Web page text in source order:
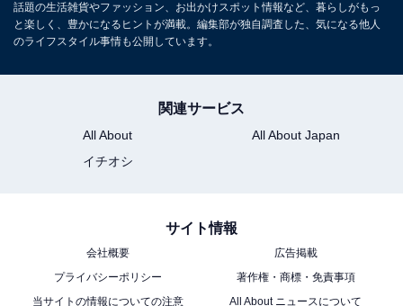
土・日・祝：11:00～21:00（最終受付20:00）
※営業日：金曜日～月曜日・祝日（GW・夏季は特別営
宿泊：可（温泉付きコテージの宿泊棟が用意されてお
り、個室温泉で加温した温泉をかけ流しにてゆっくりと
※掲載されている情報は記事公開時のものです。あらか
ランを予約すると、売上の一部がオールアバウトに還元
されることがあります。
話題の生活雑貨やファッション、お出かけスポット情報など、暮らしがもっ
と楽しく、豊かになるヒントが満載。編集部が独自調査した、気になる他人
のライフスタイル事情も公開しています。
関連サービス
All About
All About Japan
イチオシ
サイト情報
会社概要
広告掲載
プライバシーポリシー
著作権・商標・免責事項
当サイトの情報についての注意
All About ニュースについて